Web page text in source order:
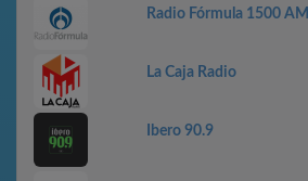
Radio Fórmula 1500 AM
La Caja Radio
Ibero 90.9